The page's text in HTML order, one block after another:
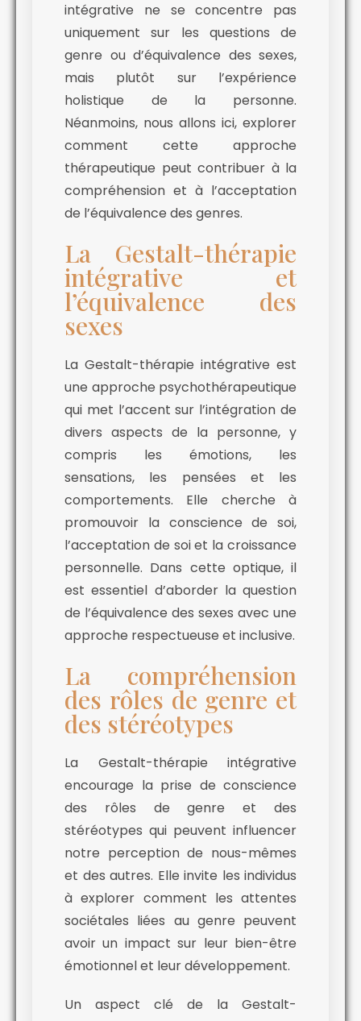
intégrative ne se concentre pas
uniquement sur les questions de
genre ou d’équivalence des sexes,
mais plutôt sur l’expérience
holistique de la personne.
Néanmoins, nous allons ici, explorer
comment cette approche
thérapeutique peut contribuer à la
compréhension et à l’acceptation
de l’équivalence des genres.
La Gestalt-thérapie
intégrative et
l’équivalence des
sexes
La Gestalt-thérapie intégrative est
une approche psychothérapeutique
qui met l’accent sur l’intégration de
divers aspects de la personne, y
compris les émotions, les
sensations, les pensées et les
comportements. Elle cherche à
promouvoir la conscience de soi,
l’acceptation de soi et la croissance
personnelle. Dans cette optique, il
est essentiel d’aborder la question
de l’équivalence des sexes avec une
approche respectueuse et inclusive.
La compréhension
des rôles de genre et
des stéréotypes
La Gestalt-thérapie intégrative
encourage la prise de conscience
des rôles de genre et des
stéréotypes qui peuvent influencer
notre perception de nous-mêmes
et des autres. Elle invite les individus
à explorer comment les attentes
sociétales liées au genre peuvent
avoir un impact sur leur bien-être
émotionnel et leur développement.
Un aspect clé de la Gestalt-